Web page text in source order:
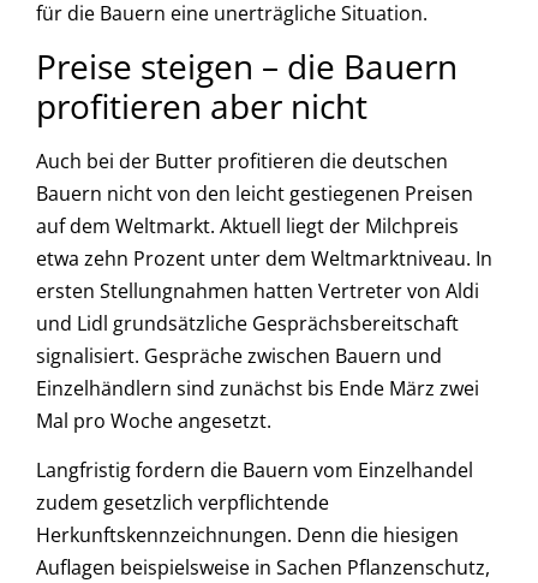
für die Bauern eine unerträgliche Situation.
Preise steigen – die Bauern
profitieren aber nicht
Auch bei der Butter profitieren die deutschen
Bauern nicht von den leicht gestiegenen Preisen
auf dem Weltmarkt. Aktuell liegt der Milchpreis
etwa zehn Prozent unter dem Weltmarktniveau. In
ersten Stellungnahmen hatten Vertreter von Aldi
und Lidl grundsätzliche Gesprächsbereitschaft
signalisiert. Gespräche zwischen Bauern und
Einzelhändlern sind zunächst bis Ende März zwei
Mal pro Woche angesetzt.
Langfristig fordern die Bauern vom Einzelhandel
zudem gesetzlich verpflichtende
Herkunftskennzeichnungen. Denn die hiesigen
Auflagen beispielsweise in Sachen Pflanzenschutz,